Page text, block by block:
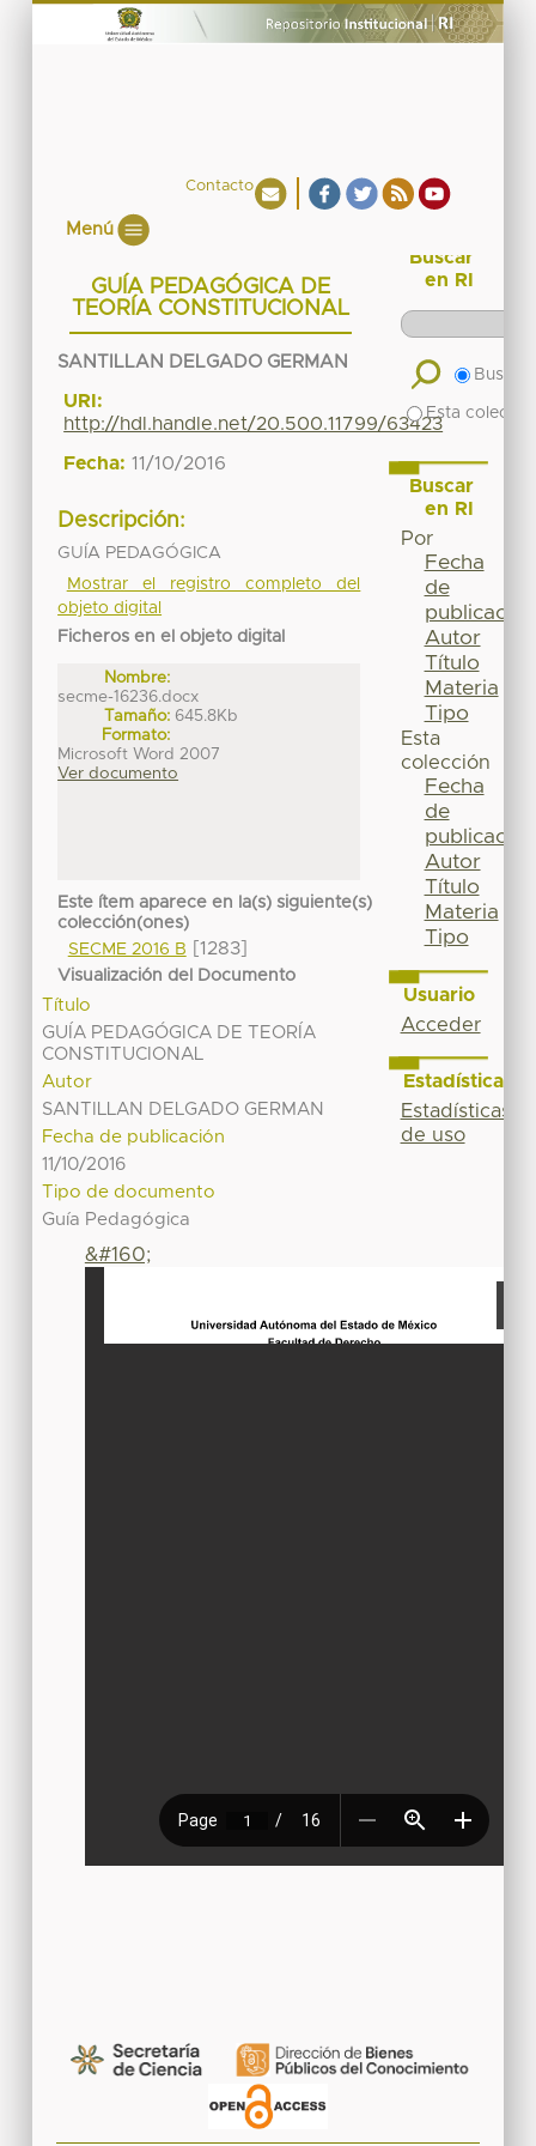
Contacto
Menú
GUÍA PEDAGÓGICA DE
TEORÍA CONSTITUCIONAL
SANTILLAN DELGADO GERMAN
URI:
http://hdl.handle.net/20.500.11799/63423
Fecha: 11/10/2016
Descripción:
GUÍA PEDAGÓGICA
Mostrar el registro completo del
objeto digital
Ficheros en el objeto digital
Nombre:
secme-16236.docx
Tamaño: 645.8Kb
Formato:
Microsoft Word 2007
Ver documento
Este ítem aparece en la(s) siguiente(s)
colección(ones)
SECME 2016 B
[1283]
Visualización del Documento
Título
GUÍA PEDAGÓGICA DE TEORÍA
CONSTITUCIONAL
Autor
SANTILLAN DELGADO GERMAN
Fecha de publicación
11/10/2016
Tipo de documento
Guía Pedagógica
&#160;
Buscar
en RI
Buscar
Esta
Buscar
en RI
Por
Fecha
de
publicación
Autor
Título
Materia
Tipo
Esta
colección
Fecha
de
publicación
Autor
Título
Materia
Tipo
Usuario
Acceder
Estadísticas
Estadísticas
de uso